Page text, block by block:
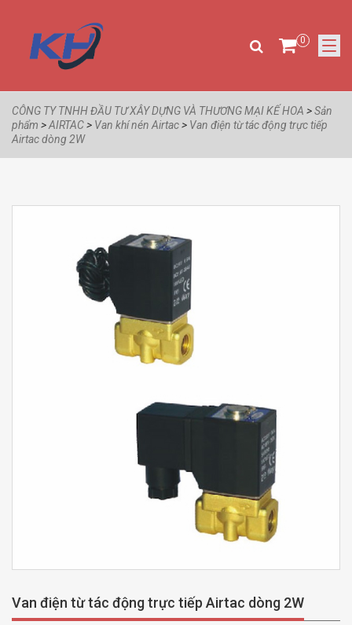
0
CÔNG TY TNHH ĐẦU TƯ XÂY DỰNG VÀ THƯƠNG MẠI KẾ HOA >Sản
phẩm >AIRTAC> Van khí nén Airtac> Van điện từ tác động trực tiếp
Airtac dòng 2W
Van điện từ tác động trực tiếp Airtac dòng 2W